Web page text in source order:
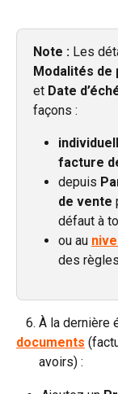
Note : Les
Modalités de
et Date
façons :
facture
depuis
de vente
défaut à
ou au
des
6. À la
documents
       avoirs) :